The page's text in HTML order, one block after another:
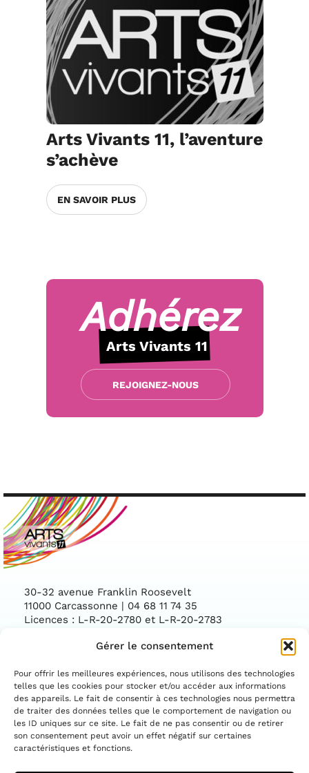
Gérer le consentement
Pour offrir les meilleures expériences, nous utilisons des technologies
telles que les cookies pour stocker et/ou accéder aux informations
des appareils. Le fait de consentir à ces technologies nous permettra
de traiter des données telles que le comportement de navigation ou
les ID uniques sur ce site. Le fait de ne pas consentir ou de retirer
son consentement peut avoir un effet négatif sur certaines
caractéristiques et fonctions.
Arts Vivants 11, l’aventure
s’achève
EN SAVOIR PLUS
Adhérez
Arts Vivants 11
REJOIGNEZ-NOUS
30-32 avenue Franklin Roosevelt
11000 Carcassonne | 04 68 11 74 35
Licences : L-R-20-2780 et L-R-20-2783
Facebook
ASSOCIATION CONVENTIONNÉE PAR LE
DÉPARTEMENT DE L'AUDE ET LA DIRECTION
RÉGIONALE DES AFFAIRES CULTURELLES
OCCITANIE